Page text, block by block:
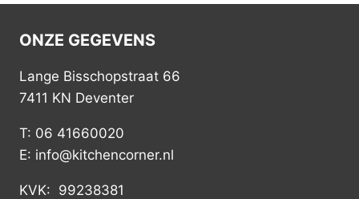
ONZE GEGEVENS
Lange Bisschopstraat 66
7411 KN Deventer
T: 06 41660020
E: info@kitchencorner.nl
KVK: 99238381